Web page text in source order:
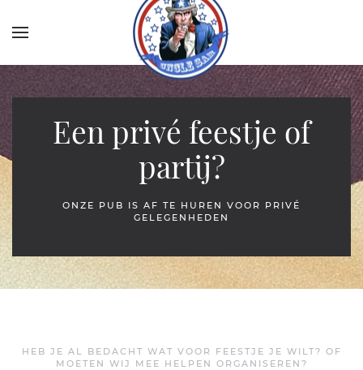
Skip to main content
Een privé feestje of
partij?
ONZE PUB IS AF TE HUREN VOOR PRIVÉ
GELEGENHEDEN
HEB JE AL BEDACHT WAT VOOR FEESTJE JE WILT? OF
MOETEN WIJ MEE HELPEN ORGANISEREN?